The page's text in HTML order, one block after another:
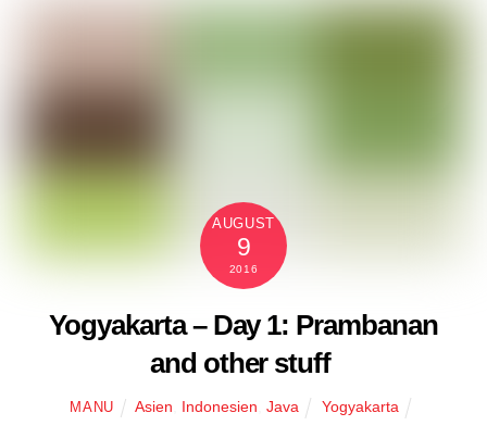
AUGUST
9
2016
Yogyakarta – Day 1: Prambanan
and other stuff
MANU Asien Indonesien Java Yogyakarta